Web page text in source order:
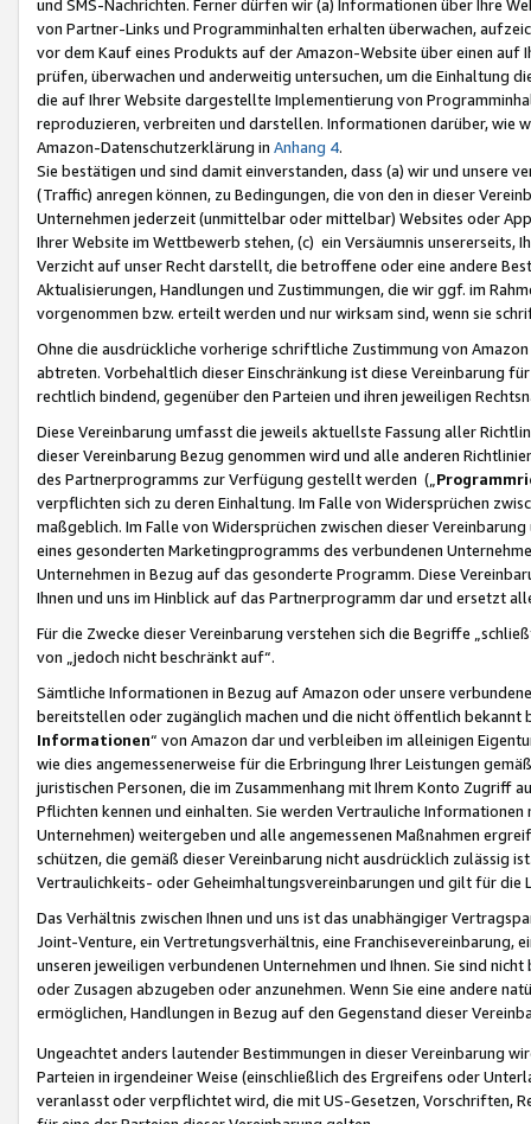
und SMS-Nachrichten. Ferner dürfen wir (a) Informationen über Ihre
von Partner-Links und Programminhalten erhalten überwachen,
vor dem Kauf eines Produkts auf der Amazon-Website über einen
prüfen, überwachen und anderweitig untersuchen, um die Einhaltung
die auf Ihrer Website dargestellte Implementierung von
reproduzieren, verbreiten und darstellen. Informationen darüber, wie
Amazon-Datenschutzerklärung in Anhang 4.
Sie bestätigen und sind damit einverstanden, dass (a) wir und
(Traffic) anregen können, zu Bedingungen, die von den in dieser
Unternehmen jederzeit (unmittelbar oder mittelbar) Websites oder
Ihrer Website im Wettbewerb stehen, (c) ein Versäumnis unsererseits,
Verzicht auf unser Recht darstellt, die betroffene oder eine andere
Aktualisierungen, Handlungen und Zustimmungen, die wir ggf. im
vorgenommen bzw. erteilt werden und nur wirksam sind, wenn sie
Ohne die ausdrückliche vorherige schriftliche Zustimmung von
abtreten. Vorbehaltlich dieser Einschränkung ist diese Vereinbarung
rechtlich bindend, gegenüber den Parteien und ihren jeweiligen
Diese Vereinbarung umfasst die jeweils aktuellste Fassung aller
dieser Vereinbarung Bezug genommen wird und alle anderen
des Partnerprogramms zur Verfügung gestellt werden („
verpflichten sich zu deren Einhaltung. Im Falle von Widersprüchen
maßgeblich. Im Falle von Widersprüchen zwischen dieser
eines gesonderten Marketingprogramms des verbundenen
Unternehmen in Bezug auf das gesonderte Programm. Diese
Ihnen und uns im Hinblick auf das Partnerprogramm dar und ersetzt
Für die Zwecke dieser Vereinbarung verstehen sich die Begriffe
von „jedoch nicht beschränkt auf“.
Sämtliche Informationen in Bezug auf Amazon oder unsere
bereitstellen oder zugänglich machen und die nicht öffentlich
Informationen“ von Amazon dar und verbleiben im alleinigen
wie dies angemessenerweise für die Erbringung Ihrer Leistungen
juristischen Personen, die im Zusammenhang mit Ihrem Konto
Pflichten kennen und einhalten. Sie werden Vertrauliche
Unternehmen) weitergeben und alle angemessenen Maßnahmen
schützen, die gemäß dieser Vereinbarung nicht ausdrücklich zulässig
Vertraulichkeits- oder Geheimhaltungsvereinbarungen und gilt für die
Das Verhältnis zwischen Ihnen und uns ist das unabhängiger
Joint-Venture, ein Vertretungsverhältnis, eine Franchisevereinbarung,
unseren jeweiligen verbundenen Unternehmen und Ihnen. Sie sind
oder Zusagen abzugeben oder anzunehmen. Wenn Sie eine andere
ermöglichen, Handlungen in Bezug auf den Gegenstand dieser
Ungeachtet anders lautender Bestimmungen in dieser Vereinbarung
Parteien in irgendeiner Weise (einschließlich des Ergreifens oder
veranlasst oder verpflichtet wird, die mit US-Gesetzen, Vorschriften,